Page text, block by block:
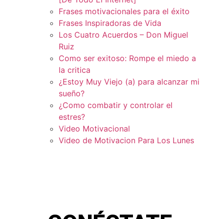
Frases motivacionales para el éxito
Frases Inspiradoras de Vida
Los Cuatro Acuerdos – Don Miguel
Ruiz
Como ser exitoso: Rompe el miedo a
la critica
¿Estoy Muy Viejo (a) para alcanzar mi
sueño?
¿Como combatir y controlar el
estres?
Video Motivacional
Video de Motivacion Para Los Lunes